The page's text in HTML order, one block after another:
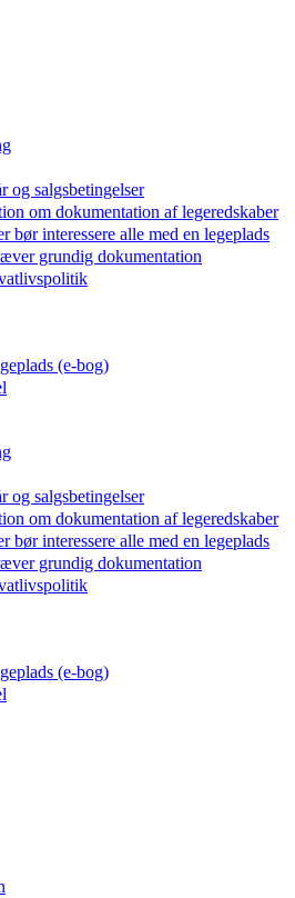
og salgsbetingelser
om dokumentation af legeredskaber
bør interessere alle med en legeplads
grundig dokumentation
(e-bog)
og salgsbetingelser
om dokumentation af legeredskaber
bør interessere alle med en legeplads
grundig dokumentation
(e-bog)